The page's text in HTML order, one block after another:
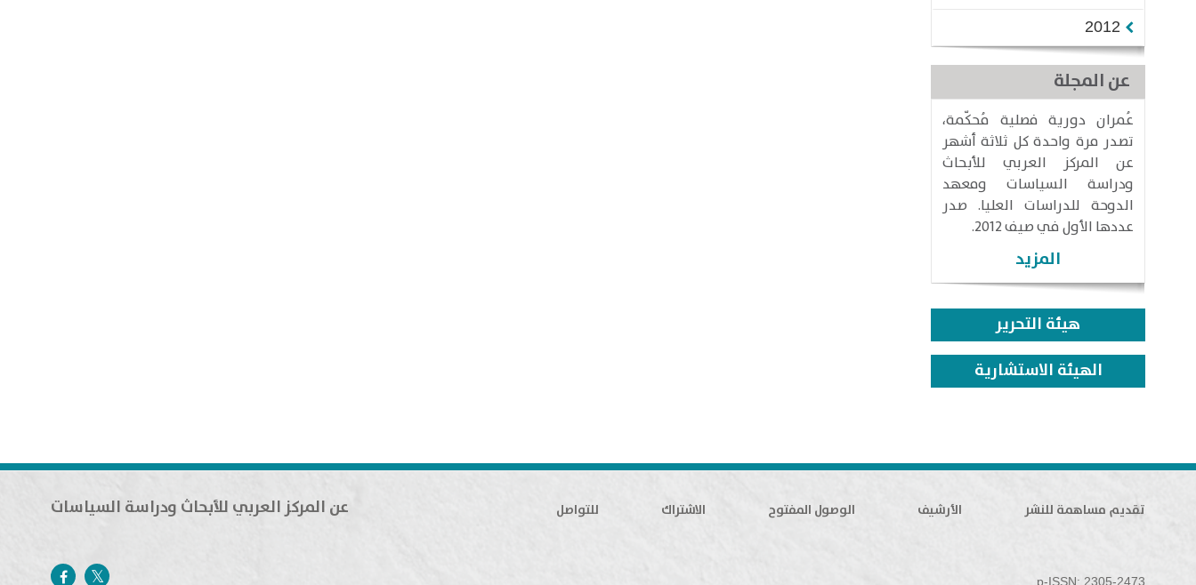
2012
عن المجلة
عُمران دورية فصلية مُحكّمة،
تصدر مرة واحدة كل ثلاثة أشهر
عن المركز العربي للأبحاث
ودراسة السياسات ومعهد
الدوحة للدراسات العليا. صدر
عددها الأول في صيف 2012.
المزيد
هيئة التحرير
الهيئة الاستشارية
تقديم مساهمة للنشر الأرشيف الوصول المفتوح الاشتراك للتواصل عن المركز العربي للأبحاث ودراسة السياسات
p-ISSN: 2305-2473